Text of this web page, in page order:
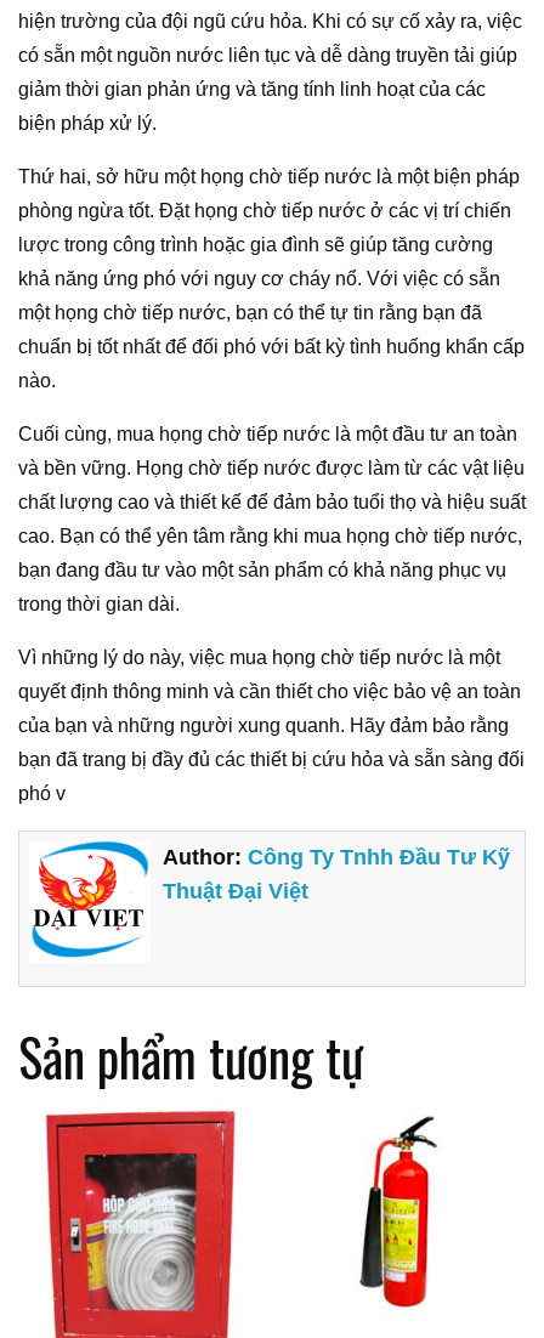
hiện trường của đội ngũ cứu hỏa. Khi có sự cố xảy ra, việc
có sẵn một nguồn nước liên tục và dễ dàng truyền tải giúp
giảm thời gian phản ứng và tăng tính linh hoạt của các
biện pháp xử lý.
Thứ hai, sở hữu một họng chờ tiếp nước là một biện pháp
phòng ngừa tốt. Đặt họng chờ tiếp nước ở các vị trí chiến
lược trong công trình hoặc gia đình sẽ giúp tăng cường
khả năng ứng phó với nguy cơ cháy nổ. Với việc có sẵn
một họng chờ tiếp nước, bạn có thể tự tin rằng bạn đã
chuẩn bị tốt nhất để đối phó với bất kỳ tình huống khẩn cấp
nào.
Cuối cùng, mua họng chờ tiếp nước là một đầu tư an toàn
và bền vững. Họng chờ tiếp nước được làm từ các vật liệu
chất lượng cao và thiết kế để đảm bảo tuổi thọ và hiệu suất
cao. Bạn có thể yên tâm rằng khi mua họng chờ tiếp nước,
bạn đang đầu tư vào một sản phẩm có khả năng phục vụ
trong thời gian dài.
Vì những lý do này, việc mua họng chờ tiếp nước là một
quyết định thông minh và cần thiết cho việc bảo vệ an toàn
của bạn và những người xung quanh. Hãy đảm bảo rằng
bạn đã trang bị đầy đủ các thiết bị cứu hỏa và sẵn sàng đối
phó v
Author:Công Ty Tnhh Đầu Tư Kỹ
Thuật Đại Việt
Sản phẩm tương tự